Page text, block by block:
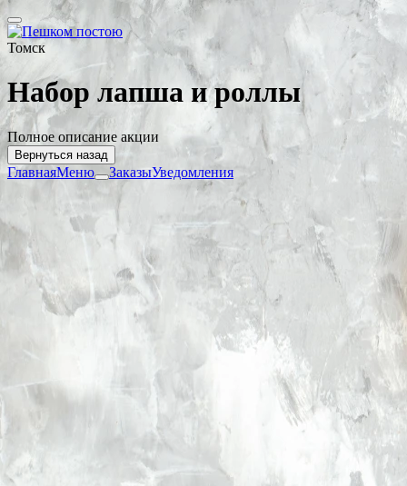
Томск
Набор лапша и роллы
Полное описание акции
Вернуться назад
ГлавнаяМеню ЗаказыУведомления